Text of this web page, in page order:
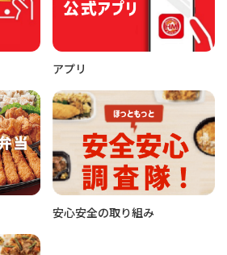
アプリ
安心安全の取り組み